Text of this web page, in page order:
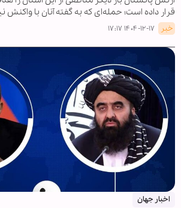
قرار داده است؛ حمله‌ای که به گفته آنان با واکنش
خبر ۱۴۰۴-۱۲-۱۷ ۱۷:۱۷
اخبار جهان